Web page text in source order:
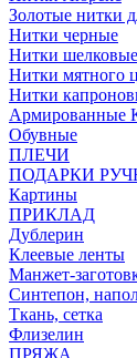
Золотые нитки
Нитки черные
Нитки шелковые
Нитки мятного
Нитки
Армированные
Обувные
ПЛЕЧИ
ПОДАРКИ
Картины
ПРИКЛАД
Дублерин
Клеевые ленты
Манжет-
Синтепон,
Ткань, сетка
Флизелин
ПРЯЖА